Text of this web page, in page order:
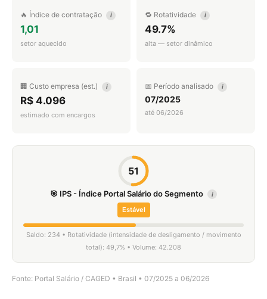
🔥 Índice de contratação i
1,01
setor aquecido
🔁 Rotatividade i
49.7%
alta — setor dinâmico
🏢 Custo empresa (est.) i
R$ 4.096
estimado com encargos
📅 Período analisado i
07/2025
até 06/2026
51
🎯 IPS - Índice Portal Salário do Segmento i
Estável
Saldo: 234 • Rotatividade (intensidade de desligamento / movimento
total): 49,7% • Volume: 42.208
Fonte: Portal Salário / CAGED • Brasil • 07/2025 a 06/2026